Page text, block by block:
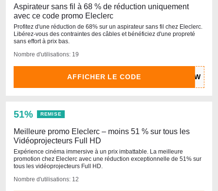
Aspirateur sans fil à 68 % de réduction uniquement
avec ce code promo Eleclerc
Profitez d'une réduction de 68% sur un aspirateur sans fil chez Eleclerc.
Libérez-vous des contraintes des câbles et bénéficiez d'une propreté
sans effort à prix bas.
Nombre d'utilisations: 19
AFFICHER LE CODE
51% REMISE
Meilleure promo Eleclerc – moins 51 % sur tous les
Vidéoprojecteurs Full HD
Expérience cinéma immersive à un prix imbattable. La meilleure
promotion chez Eleclerc avec une réduction exceptionnelle de 51% sur
tous les vidéoprojecteurs Full HD.
Nombre d'utilisations: 12